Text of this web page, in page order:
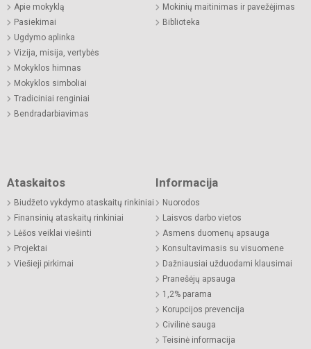
Apie mokyklą
Pasiekimai
Ugdymo aplinka
Vizija, misija, vertybės
Mokyklos himnas
Mokyklos simboliai
Tradiciniai renginiai
Bendradarbiavimas
Mokinių maitinimas ir pavežėjimas
Biblioteka
Ataskaitos
Biudžeto vykdymo ataskaitų rinkiniai
Finansinių ataskaitų rinkiniai
Lėšos veiklai viešinti
Projektai
Viešieji pirkimai
Informacija
Nuorodos
Laisvos darbo vietos
Asmens duomenų apsauga
Konsultavimasis su visuomene
Dažniausiai užduodami klausimai
Pranešėjų apsauga
1,2% parama
Korupcijos prevencija
Civilinė sauga
Teisinė informacija